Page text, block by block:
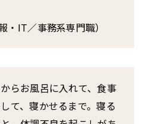
・IT／事務系専門職）
らお風呂に入れて、食事
て、寝かせるまで。寝る